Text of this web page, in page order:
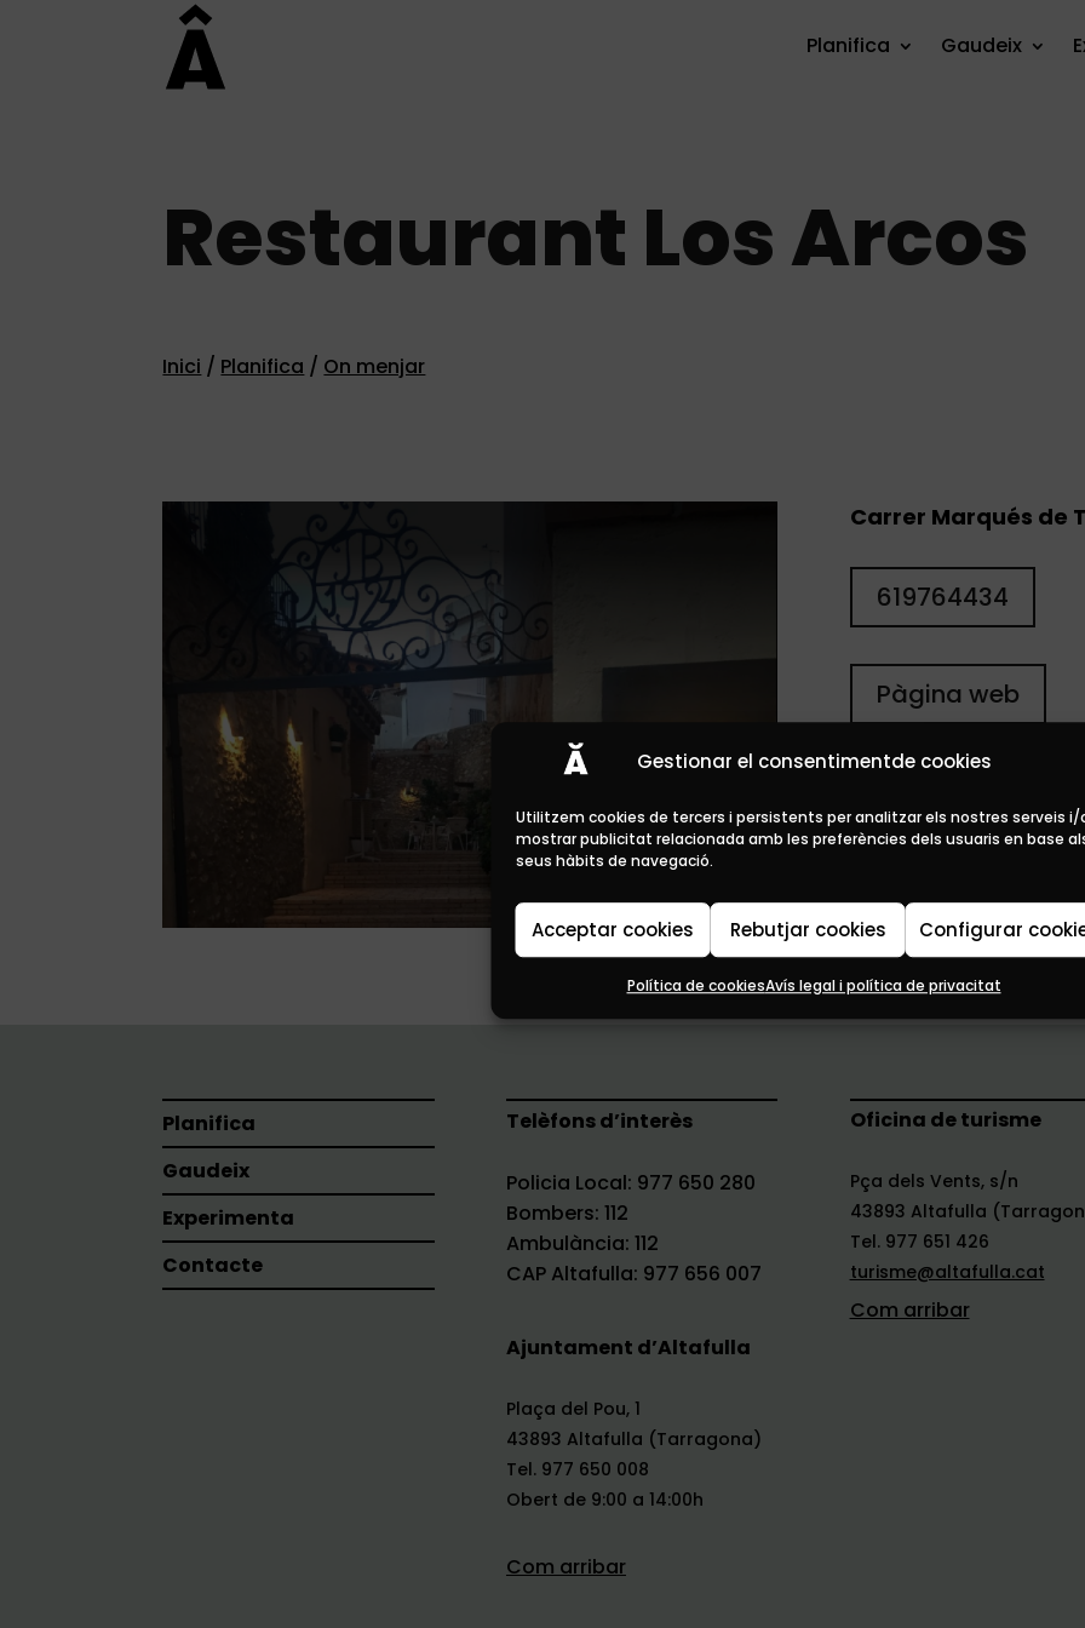
Gestionar el consentimentde cookies
Utilitzem cookies de tercers i persistents per analitzar els nostres serveis i/
mostrar publicitat relacionada amb les preferències dels usuaris en base
seus hàbits de navegació.
Acceptar cookies Rebutjar cookies Configurar
Política de cookiesAvís legal i política de privacitat
Planifica Gaudeix
Restaurant Los Arcos
Inici / Planifica / On menjar
Carrer Marqués de
619764434
Pàgina web
Planifica
Gaudeix
Experimenta
Contacte
Telèfons d’interès
Policia Local: 977 650 280
Bombers: 112
Ambulància: 112
CAP Altafulla: 977 656 007
Ajuntament d’Altafulla
Plaça del Pou, 1
43893 Altafulla (Tarragona)
Tel. 977 650 008
Obert de 9:00 a 14:00h
Com arribar
Oficina de turisme
Pça dels Vents, s/n
43893 Altafulla
Tel. 977 651 426
turisme@altafulla.cat
Com arribar